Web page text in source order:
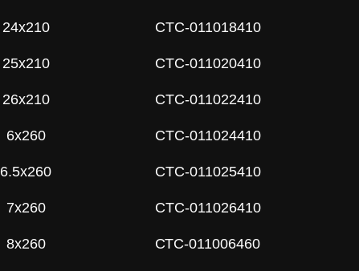
24x210 СTC-011018410
25x210 СTC-011020410
26x210 СTC-011022410
6x260 СTC-011024410
6.5x260 СTC-011025410
7x260 СTC-011026410
8x260 СТС-011006460